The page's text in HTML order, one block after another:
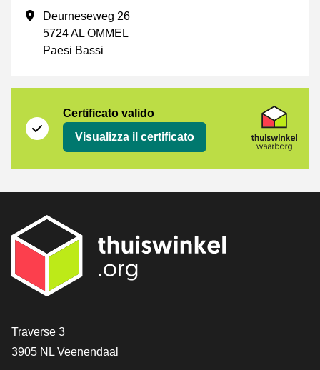
Indirizzo commerciale
Deurneseweg 26
5724 AL OMMEL
Paesi Bassi
Certificato valido
Visualizza il certificato
[_General:Contact]
Traverse 3
3905 NL Veenendaal